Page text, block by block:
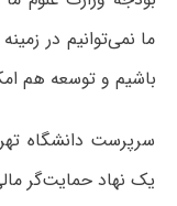
ما نمی‌توانیم در
باشیم و توسعه هم
سرپرست دانشگاه
یک نهاد حمایت‌گر